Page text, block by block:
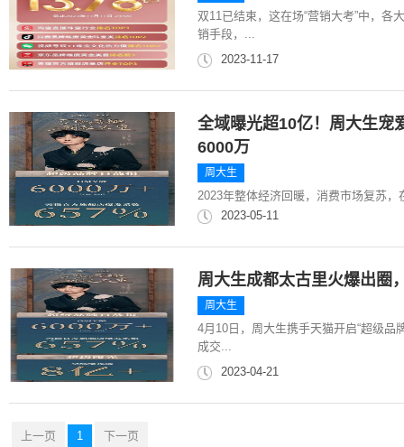
双11已结束，这在场“营销大考”中，
销手段，...
2023-11-17
全域曝光超10亿！周大生宠
6000万
周大生
2023年整体经济回暖，消费市场复苏
2023-05-11
周大生成都太古里火爆出圈
周大生
4月10日，周大生携手天猫开启“超级品
成交...
2023-04-21
上一页 1 下一页